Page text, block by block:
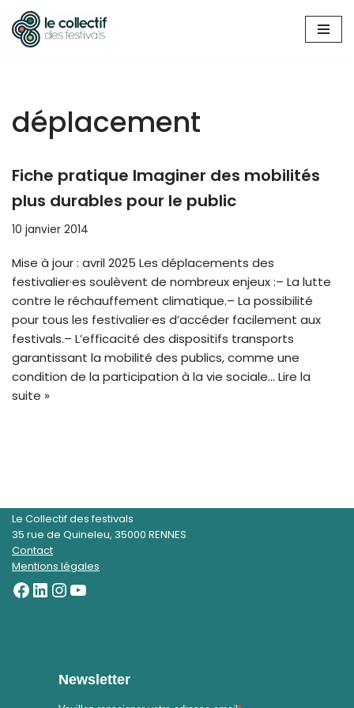
Aller
déplacement
Fiche pratique Imaginer des mobilités
plus durables pour le public
10 janvier 2014
Mise à jour : avril 2025 Les déplacements des
festivalier·es soulèvent de nombreux enjeux :– La lutte
contre le réchauffement climatique.– La possibilité
pour tous les festivalier·es d’accéder facilement aux
festivals.– L’efficacité des dispositifs transports
garantissant la mobilité des publics, comme une
condition de la participation à la vie sociale… Lire la
suite »
Le Collectif des festivals
35 rue de Quineleu, 35000 RENNES
Contact
Mentions légales